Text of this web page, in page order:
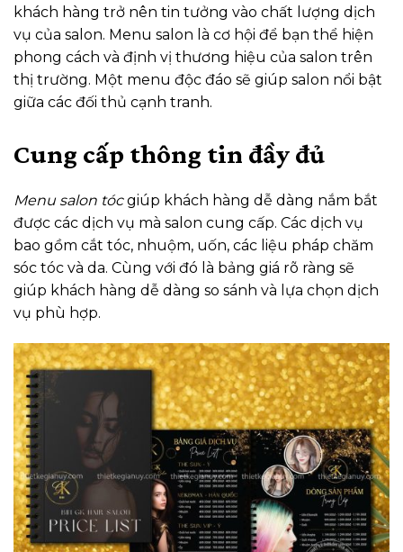
khách hàng trở nên tin tưởng vào chất lượng dịch
vụ của salon. Menu salon là cơ hội để bạn thể hiện
phong cách và định vị thương hiệu của salon trên
thị trường. Một menu độc đáo sẽ giúp salon nổi bật
giữa các đối thủ cạnh tranh.
Cung cấp thông tin đầy đủ
Menu salon tócgiúp khách hàng dễ dàng nắm bắt
được các dịch vụ mà salon cung cấp. Các dịch vụ
bao gồm cắt tóc, nhuộm, uốn, các liệu pháp chăm
sóc tóc và da. Cùng với đó là bảng giá rõ ràng sẽ
giúp khách hàng dễ dàng so sánh và lựa chọn dịch
vụ phù hợp.